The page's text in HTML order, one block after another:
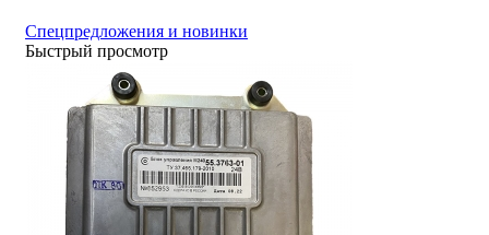
Спецпредложения и новинки
Быстрый просмотр